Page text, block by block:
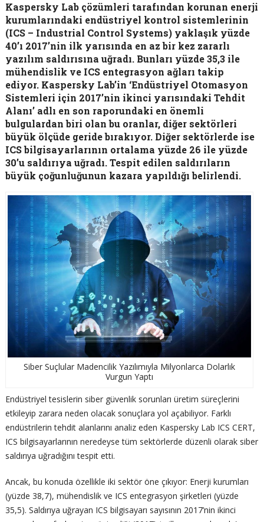
Kaspersky Lab çözümleri tarafından korunan enerji
kurumlarındaki endüstriyel kontrol sistemlerinin
(ICS – Industrial Control Systems) yaklaşık yüzde
40’ı 2017’nin ilk yarısında en az bir kez zararlı
yazılım saldırısına uğradı. Bunları yüzde 35,3 ile
mühendislik ve ICS entegrasyon ağları takip
ediyor. Kaspersky Lab’in ‘Endüstriyel Otomasyon
Sistemleri için 2017’nin ikinci yarısındaki Tehdit
Alanı’ adlı en son raporundaki en önemli
bulgulardan biri olan bu oranlar, diğer sektörleri
büyük ölçüde geride bırakıyor. Diğer sektörlerde ise
ICS bilgisayarlarının ortalama yüzde 26 ile yüzde
30’u saldırıya uğradı. Tespit edilen saldırıların
büyük çoğunluğunun kazara yapıldığı belirlendi.
Siber Suçlular Madencilik Yazılımıyla Milyonlarca Dolarlık
Vurgun Yaptı
Endüstriyel tesislerin siber güvenlik sorunları üretim süreçlerini
etkileyip zarara neden olacak sonuçlara yol açabiliyor. Farklı
endüstrilerin tehdit alanlarını analiz eden Kaspersky Lab ICS CERT,
ICS bilgisayarlarının neredeyse tüm sektörlerde düzenli olarak siber
saldırıya uğradığını tespit etti.
Ancak, bu konuda özellikle iki sektör öne çıkıyor: Enerji kurumları
(yüzde 38,7), mühendislik ve ICS entegrasyon şirketleri (yüzde
35,5). Saldırıya uğrayan ICS bilgisayarı sayısının 2017’nin ikinci